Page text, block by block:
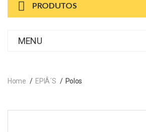
PRODUTOS
MENU
Home EPIÂ´s Polos